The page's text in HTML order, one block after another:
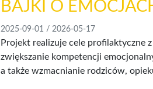
BAJKI O
2025-09-01 / 2026-05-17
Projekt realizuje cele profilaktyczne
zwiększanie kompetencji
a także wzmacnianie rodziców,